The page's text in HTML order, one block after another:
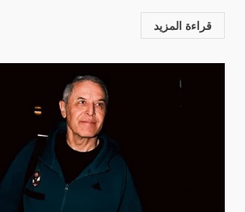
قراءة المزيد